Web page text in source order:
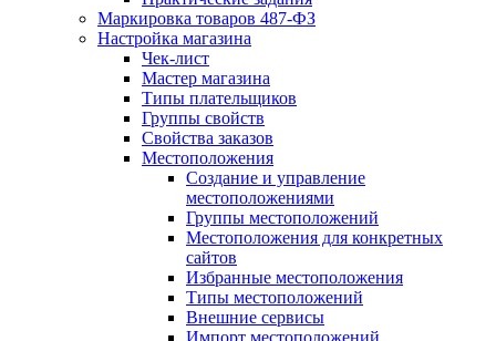
Маркировка товаров 487-ФЗ
Настройка магазина
Чек-лист
Мастер магазина
Типы плательщиков
Группы свойств
Свойства заказов
Местоположения
Создание и управление
местоположениями
Группы местоположений
Местоположения для конкретных
сайтов
Избранные местоположения
Типы местоположений
Внешние сервисы
Импорт местоположений